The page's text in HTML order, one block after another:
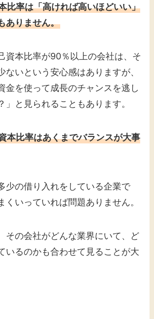
比率は「高ければ高いほどいい」
ありません。
資本比率が90％以上の会社は、そ
ないという安心感はありますが、
金を使って成長のチャンスを逃し
」と見られることもあります。
本比率はあくまでバランスが大事
少の借り入れをしている企業で
くいっていれば問題ありません。
その会社がどんな業界にいて、ど
いるのかも合わせて見ることが大